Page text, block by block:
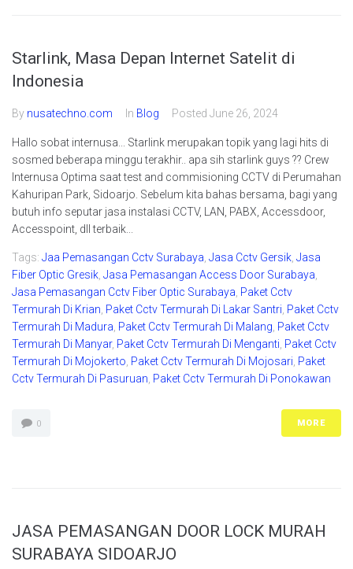
Starlink, Masa Depan Internet Satelit di
Indonesia
By nusatechno.com In Blog Posted June 26, 2024
Hallo sobat internusa... Starlink merupakan topik yang lagi hits di
sosmed beberapa minggu terakhir.. apa sih starlink guys ?? Crew
Internusa Optima saat test and commisioning CCTV di Perumahan
Kahuripan Park, Sidoarjo. Sebelum kita bahas bersama, bagi yang
butuh info seputar jasa instalasi CCTV, LAN, PABX, Accessdoor,
Accesspoint, dll terbaik...
Tags: Jaa Pemasangan Cctv Surabaya Jasa Cctv Gersik Jasa
Fiber Optic Gresik Jasa Pemasangan Access Door Surabaya
Jasa Pemasangan Cctv Fiber Optic Surabaya Paket Cctv
Termurah Di Krian Paket Cctv Termurah Di Lakar Santri Paket Cctv
Termurah Di Madura Paket Cctv Termurah Di Malang Paket Cctv
Termurah Di Manyar, Paket Cctv Termurah Di Menganti Paket Cctv
Termurah Di Mojokerto Paket Cctv Termurah Di Mojosari Paket
Cctv Termurah Di Pasuruan Paket Cctv Termurah Di Ponokawan
0 MORE
JASA PEMASANGAN DOOR LOCK MURAH
SURABAYA SIDOARJO